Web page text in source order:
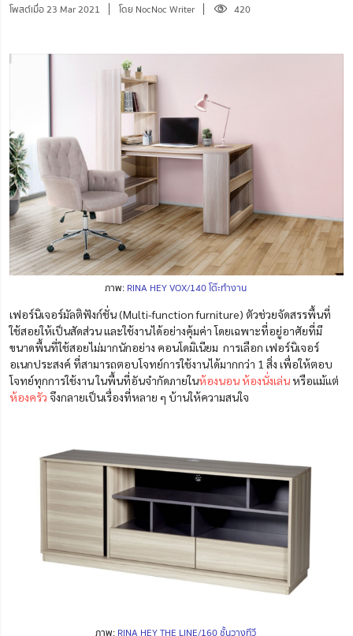
โพสต์เมื่อ 23 Mar 2021 โดย NocNoc Writer 420
ภาพ: RINA HEY VOX/140 โต๊ะทำงาน
เฟอร์นิเจอร์มัลติฟังก์ชั่น(Multi-function furniture) ตัวช่วยจัดสรรพื้นที่
ใช้สอยให้เป็นสัดส่วน และใช้งานได้อย่างคุ้มค่า โดยเฉพาะที่อยู่อาศัยที่มี
ขนาดพื้นที่ใช้สอยไม่มากนักอย่าง คอนโดมิเนียม การเลือก เฟอร์นิเจอร์
อเนกประสงค์ ที่สามารถตอบโจทย์การใช้งานได้มากกว่า 1 สิ่ง เพื่อให้ตอบ
โจทย์ทุกการใช้งาน ในพื้นที่อันจำกัดภายในห้องนอน ห้องนั่งเล่นหรือแม้แต่
ห้องครัว จึงกลายเป็นเรื่องที่หลาย ๆ บ้านให้ความสนใจ
ภาพ: RINA HEY THE LINE/160 ชั้นวางทีวี